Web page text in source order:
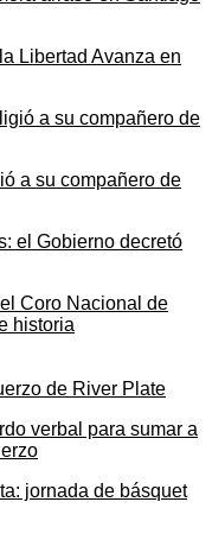
Libertad Avanza en
a su compañero de
Coro Nacional de
historia
verbal para sumar a